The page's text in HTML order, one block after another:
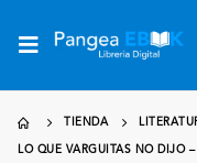
TIENDA
LO QUE VARGUITAS NO DIJO